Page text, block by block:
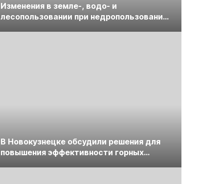
Изменения в земле-, водо- и
лесопользовании при недропользовании
В Новокузнецке обсудили решения для
повышения эффективности горных